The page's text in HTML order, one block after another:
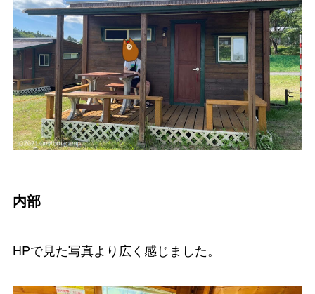
内部
HPで見た写真より広く感じました。